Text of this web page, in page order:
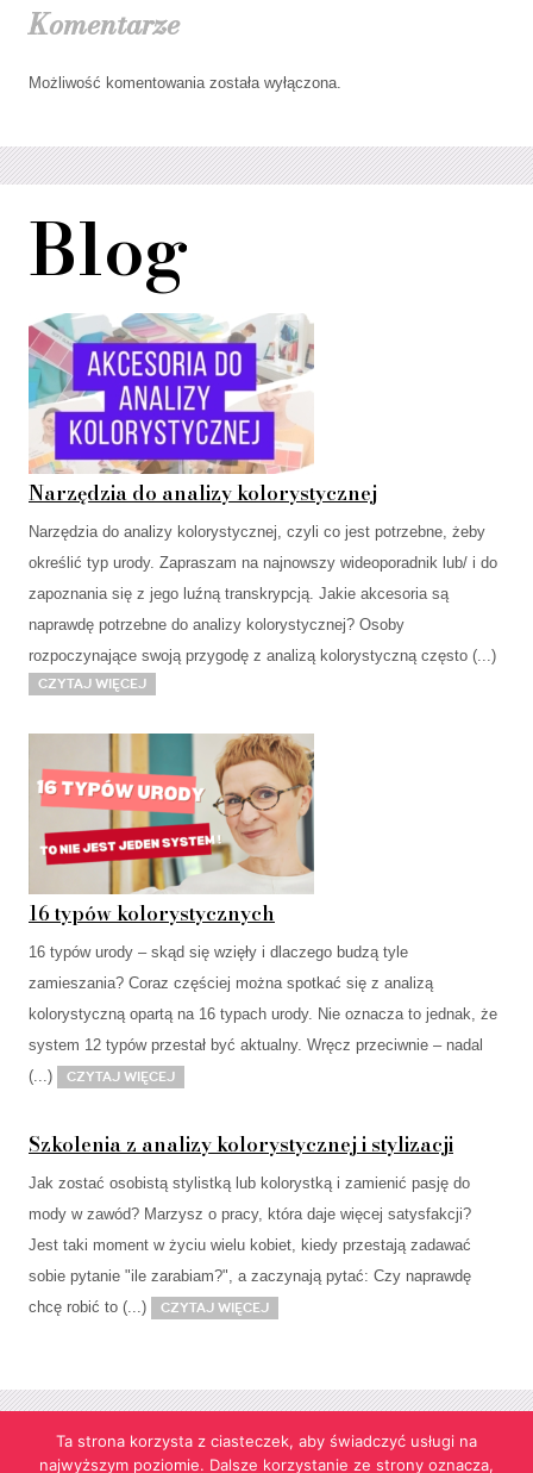
Komentarze
Możliwość komentowania została wyłączona.
Blog
Narzędzia do analizy kolorystycznej
Narzędzia do analizy kolorystycznej, czyli co jest potrzebne, żeby
określić typ urody. Zapraszam na najnowszy wideoporadnik lub/ i do
zapoznania się z jego luźną transkrypcją. Jakie akcesoria są
naprawdę potrzebne do analizy kolorystycznej? Osoby
rozpoczynające swoją przygodę z analizą kolorystyczną często (...)
Czytaj więcej
16 typów kolorystycznych
16 typów urody – skąd się wzięły i dlaczego budzą tyle
zamieszania? Coraz częściej można spotkać się z analizą
kolorystyczną opartą na 16 typach urody. Nie oznacza to jednak, że
system 12 typów przestał być aktualny. Wręcz przeciwnie – nadal
(...)
Czytaj więcej
Szkolenia z analizy kolorystycznej i stylizacji
Jak zostać osobistą stylistką lub kolorystką i zamienić pasję do
mody w zawód? Marzysz o pracy, która daje więcej satysfakcji?
Jest taki moment w życiu wielu kobiet, kiedy przestają zadawać
sobie pytanie "ile zarabiam?", a zaczynają pytać: Czy naprawdę
chcę robić to (...)
Czytaj więcej
Ta strona korzysta z ciasteczek, aby świadczyć usługi na
najwyższym poziomie. Dalsze korzystanie ze strony oznacza,